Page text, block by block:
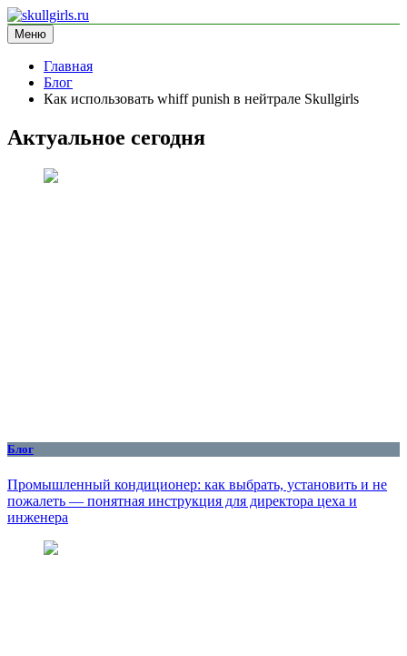
Перейти
к
содержимому
skullgirls.ru
информационный сайт
Меню
Главная
Блог
Как использовать whiff punish в нейтрале Skullgirls
Актуальное сегодня
Блог
Промышленный кондиционер: как выбрать, установить и не
пожалеть — понятная инструкция для директора цеха и
инженера